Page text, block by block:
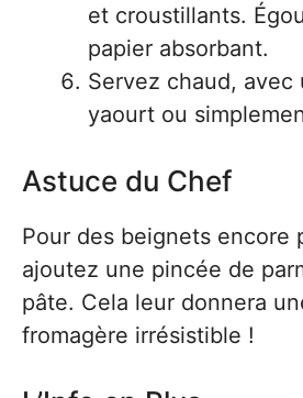
et croustillants.
papier absorbant.
Servez chaud, avec
yaourt ou
Astuce du Chef
Pour des beignets encore
ajoutez une pincée de
pâte. Cela leur donnera
fromagère irrésistible !